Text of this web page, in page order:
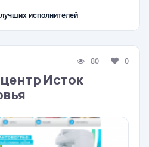
исполнителей
80 0
Исток